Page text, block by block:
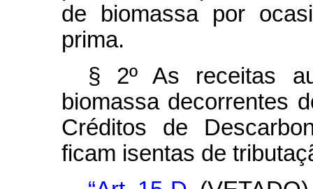
de biomassa por
prima.
§ 2º As receitas
biomassa decorrentes
Créditos de
ficam isentas de